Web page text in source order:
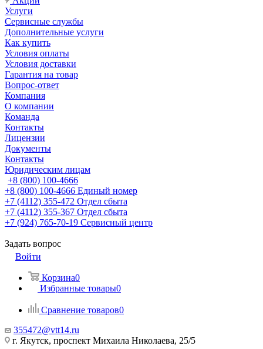
Услуги
Сервисные службы
Дополнительные услуги
Как купить
Условия оплаты
Условия доставки
Гарантия на товар
Вопрос-ответ
Компания
О компании
Команда
Контакты
Лицензии
Документы
Контакты
Юридическим лицам
+8 (800) 100-4666
+8 (800) 100-4666 Единый номер
+7 (4112) 355-472 Отдел сбыта
+7 (4112) 355-367 Отдел сбыта
+7 (924) 765-70-19 Сервисный центр
Задать вопрос
Войти
Корзина0
Избранные товары0
Сравнение товаров0
355472@vtt14.ru
г. Якутск, проспект Михаила Николаева, 25/5